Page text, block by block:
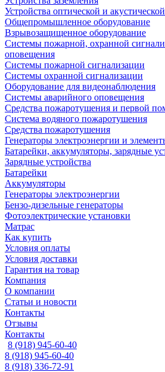
Устройства оптической и
Общепромышленное оборудование
Взрывозащищенное оборудование
Системы пожарной, охранной
оповещения
Системы пожарной сигнализации
Системы охранной сигнализации
Оборудование для видеонаблюдения
Системы аварийного оповещения
Средства пожаротушения и первой
Система водяного пожаротушения
Средства пожаротушения
Генераторы электроэнергии и
Батарейки, аккумуляторы, зарядные
Зарядные устройства
Батарейки
Аккумуляторы
Генераторы электроэнергии
Бензо-дизельные генераторы
Фотоэлектрические установки
Матрас
Как купить
Условия оплаты
Условия доставки
Гарантия на товар
Компания
О компании
Статьи и новости
Контакты
Отзывы
Контакты
8 (918) 945-60-40
8 (918) 945-60-40
8 (918) 336-72-91